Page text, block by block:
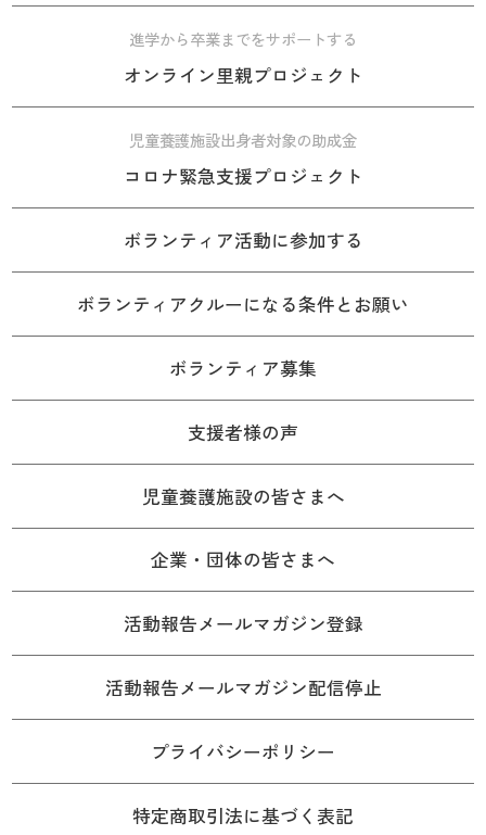
進学から卒業までをサポートする
オンライン里親プロジェクト
児童養護施設出身者対象の助成金
コロナ緊急支援プロジェクト
ボランティア活動に参加する
ボランティアクルーになる条件とお願い
ボランティア募集
支援者様の声
児童養護施設の皆さまへ
企業・団体の皆さまへ
活動報告メールマガジン登録
活動報告メールマガジン配信停止
プライバシーポリシー
特定商取引法に基づく表記